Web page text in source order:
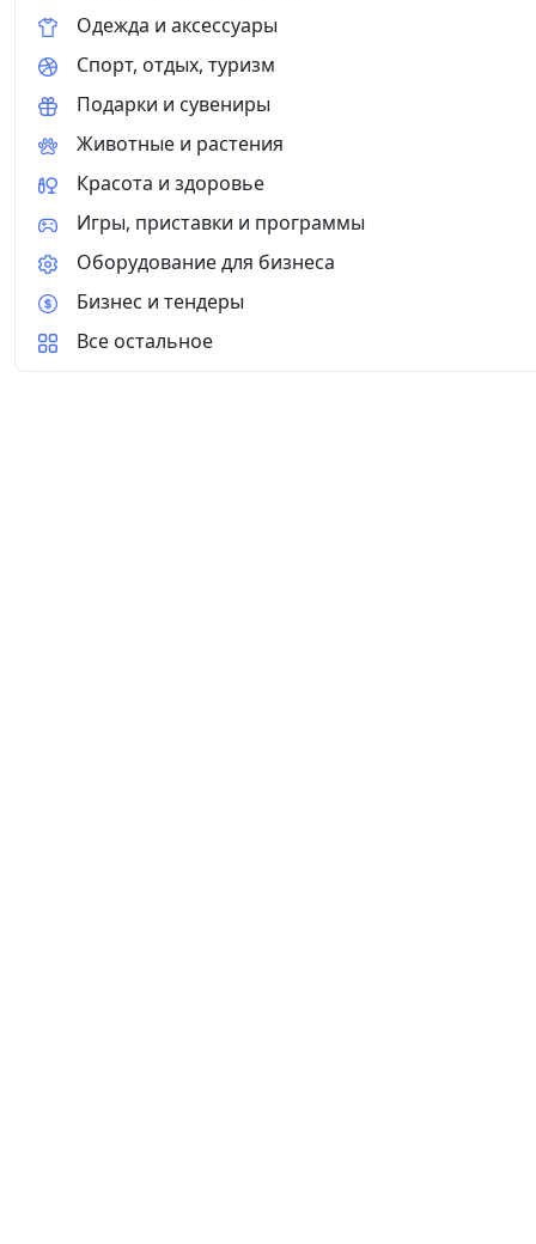
Одежда и аксессуары
Спорт, отдых, туризм
Подарки и сувениры
Животные и растения
Красота и здоровье
Игры, приставки и программы
Оборудование для бизнеса
Бизнес и тендеры
Все остальное